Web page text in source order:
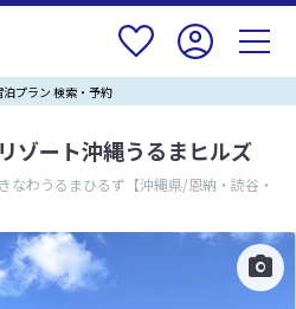
泊プラン 検索・予約
ゾート沖縄うるまヒルズ
なわうるまひるず 【沖縄県/恩納・読谷・